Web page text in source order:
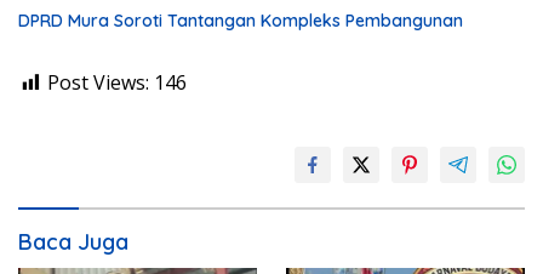
DPRD Mura Soroti Tantangan Kompleks Pembangunan
Post Views: 146
Baca Juga